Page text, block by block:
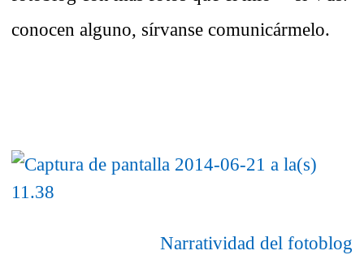
conocen alguno, sírvanse comunicármelo.
Narratividad del fotoblog